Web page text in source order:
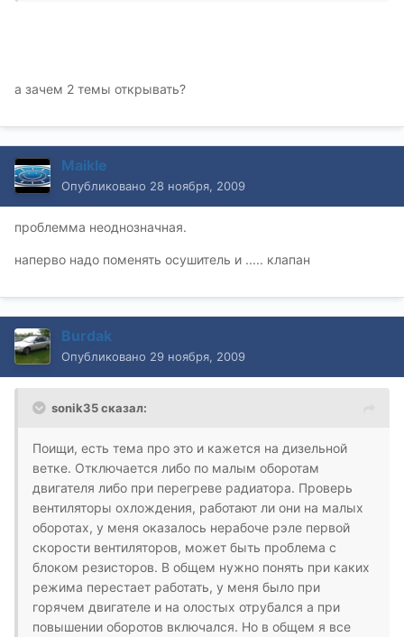
а зачем 2 темы открывать?
Maikle
Опубликовано 28 ноября, 2009
проблемма неоднозначная.
наперво надо поменять осушитель и ..... клапан
Burdak
Опубликовано 29 ноября, 2009
sonik35 сказал:
Поищи, есть тема про это и кажется на дизельной
ветке. Отключается либо по малым оборотам
двигателя либо при перегреве радиатора. Проверь
вентиляторы охлождения, работают ли они на малых
оборотах, у меня оказалось нерабоче рэле первой
скорости вентиляторов, может быть проблема с
блоком резисторов. В общем нужно понять при каких
режима перестает работать, у меня было при
горячем двигателе и на олостых отрубался а при
повышении оборотов включался. Но в общем я все